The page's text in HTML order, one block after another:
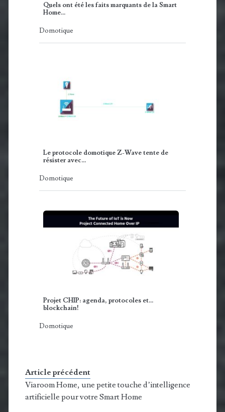
Quels ont été les faits marquants de la Smart
Home…
Domotique
Le protocole domotique Z-Wave tente de
résister avec…
Domotique
Projet CHIP: agenda, protocoles et...
blockchain!
Domotique
Article précédent
Viaroom Home, une petite touche d’intelligence
artificielle pour votre Smart Home